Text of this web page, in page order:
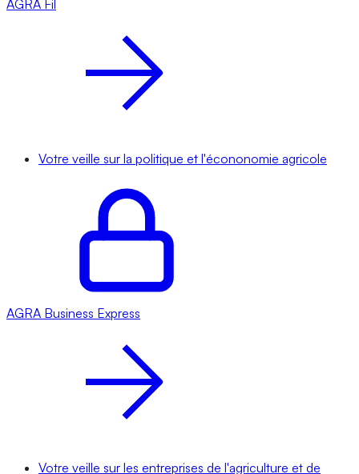
AGRA Fil
Votre veille sur la politique et l'écononomie agricole
AGRA Business Express
Votre veille sur les entreprises de l'agriculture et de